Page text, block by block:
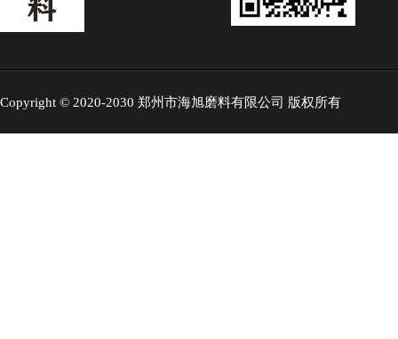
Copyright © 2020-2030 郑州市海旭磨料有限公司 版权所有